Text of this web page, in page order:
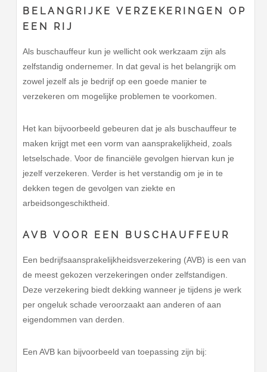
BELANGRIJKE VERZEKERINGEN OP
EEN RIJ
Als buschauffeur kun je wellicht ook werkzaam zijn als
zelfstandig ondernemer. In dat geval is het belangrijk om
zowel jezelf als je bedrijf op een goede manier te
verzekeren om mogelijke problemen te voorkomen.
Het kan bijvoorbeeld gebeuren dat je als buschauffeur te
maken krijgt met een vorm van aansprakelijkheid, zoals
letselschade. Voor de financiële gevolgen hiervan kun je
jezelf verzekeren. Verder is het verstandig om je in te
dekken tegen de gevolgen van ziekte en
arbeidsongeschiktheid.
AVB VOOR EEN BUSCHAUFFEUR
Een bedrijfsaansprakelijkheidsverzekering (AVB) is een van
de meest gekozen verzekeringen onder zelfstandigen.
Deze verzekering biedt dekking wanneer je tijdens je werk
per ongeluk schade veroorzaakt aan anderen of aan
eigendommen van derden.
Een AVB kan bijvoorbeeld van toepassing zijn bij: